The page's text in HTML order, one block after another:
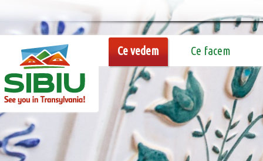
Ce vedem Ce facem